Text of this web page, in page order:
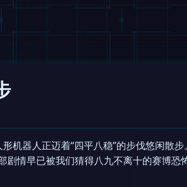
机器人正迈着“四平八稳”的步伐悠闲散步
情早已被我们猜得八九不离十的赛博恐